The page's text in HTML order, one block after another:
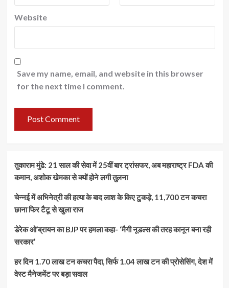
Website
Save my name, email, and website in this browser
for the next time I comment.
तुकाराम मुंढे: 21 साल की सेवा में 25वीं बार ट्रांसफर, अब महाराष्ट्र FDA की
कमान, अशोक खेमका से क्यों होने लगी तुलना
चेन्नई में अभिनेत्री की हत्या के बाद लाश के किए टुकड़े, 11,700 टन कचरा
छाना फिर टैटू से खुला राज
डेरेक ओ’ब्रायन का BJP पर हमला कहा- ‘मैगी नूडल्स की तरह कानून बना रही
सरकार’
हर दिन 1.70 लाख टन कचरा पैदा, सिर्फ 1.04 लाख टन की प्रोसेसिंग, देश में
वेस्ट मैनेजमेंट पर बड़ा सवाल